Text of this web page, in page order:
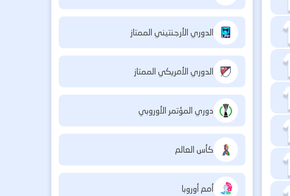
الدوري الأرجنتيني الممتاز
الدوري الأمريكي الممتاز
دوري المؤتمر الأوروبي
كأس العالم
أمم أوروبا